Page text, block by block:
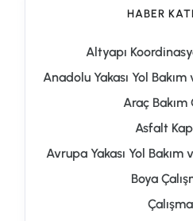
HABER
Altyapı
Anadolu Yakası Yol
Araç Bakım
Asfalt
Avrupa Yakası Yol
Boya